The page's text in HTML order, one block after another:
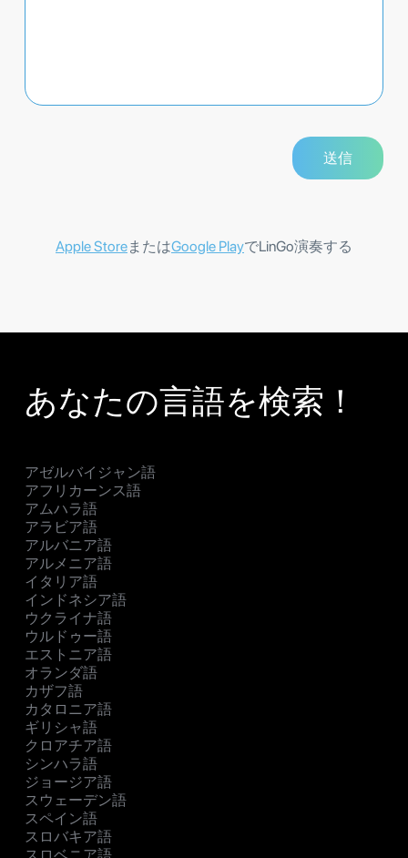
Apple StoreまたはGoogle PlayでLinGo演奏する
あなたの言語を検索！
アゼルバイジャン語
アフリカーンス語
アムハラ語
アラビア語
アルバニア語
アルメニア語
イタリア語
インドネシア語
ウクライナ語
ウルドゥー語
エストニア語
オランダ語
カザフ語
カタロニア語
ギリシャ語
クロアチア語
シンハラ語
ジョージア語
スウェーデン語
スペイン語
スロバキア語